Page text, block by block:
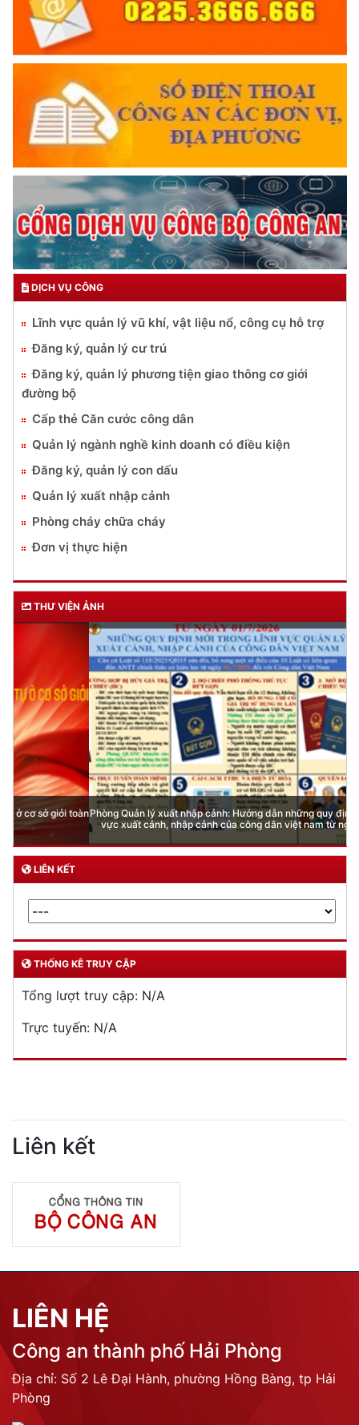
DỊCH VỤ CÔNG
Lĩnh vực quản lý vũ khí, vật liệu nổ, công cụ hỗ trợ
Đăng ký, quản lý cư trú
Đăng ký, quản lý phương tiện giao thông cơ giới
đường bộ
Cấp thẻ Căn cước công dân
Quản lý ngành nghề kinh doanh có điều kiện
Đăng ký, quản lý con dấu
Quản lý xuất nhập cảnh
Phòng cháy chữa cháy
Đơn vị thực hiện
THƯ VIỆN ẢNH
Phòng Quản lý xuất nhập cảnh: Hướng dẫn những quy định mới trong lĩnh
vực xuất cảnh, nhập cảnh của công dân việt nam từ ngày 01/7/2026
LIÊN KẾT
THỐNG KÊ TRUY CẬP
Tổng lượt truy cập: N/A
Trực tuyến: N/A
Liên kết
LIÊN HỆ
Công an thành phố Hải Phòng
Địa chỉ: Số 2 Lê Đại Hành, phường Hồng Bàng, tp Hải
Phòng